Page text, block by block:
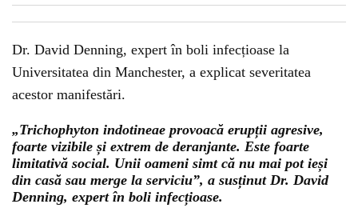
Dr. David Denning, expert în boli infecțioase la
Universitatea din Manchester, a explicat severitatea
acestor manifestări.
„Trichophyton indotineae provoacă erupții agresive,
foarte vizibile și extrem de deranjante. Este foarte
limitativă social. Unii oameni simt că nu mai pot ieși
din casă sau merge la serviciu”, a susținut Dr. David
Denning, expert în boli infecțioase.